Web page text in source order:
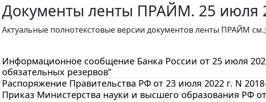
Документы ленты ПРАЙМ. 25 июля
Актуальные полнотекстовые версии документов ленты ПРАЙМ см.
Информационное сообщение Банка России от 25 июля
обязательных резервов”
Распоряжение Правительства РФ от 23 июля 2022 г. N
Приказ Министерства науки и высшего образования РФ